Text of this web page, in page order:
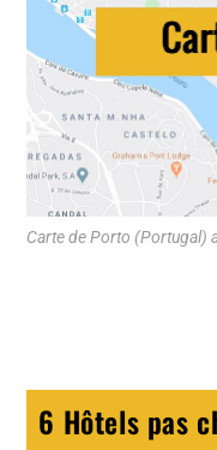
Carte de Porto (Portugal)
6 Hôtels pas